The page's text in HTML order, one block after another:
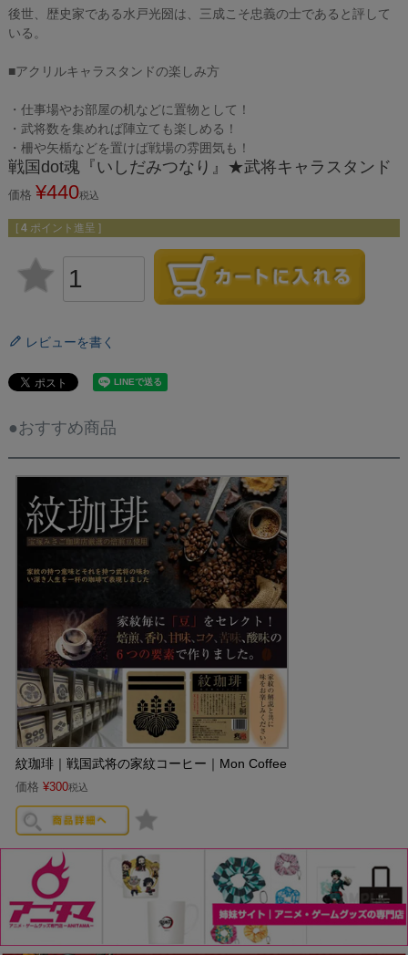
後世、歴史家である水戸光圀は、三成こそ忠義の士であると評して
いる。
■アクリルキャラスタンドの楽しみ方
・仕事場やお部屋の机などに置物として！
・武将数を集めれば陣立ても楽しめる！
・柵や矢楯などを置けば戦場の雰囲気も！
戦国dot魂『いしだみつなり』★武将キャラスタンド
価格 ¥440税込
[ 4 ポイント進呈 ]
レビューを書く
●おすすめ商品
紋珈琲｜戦国武将の家紋コーヒー｜Mon Coffee
価格 ¥300税込